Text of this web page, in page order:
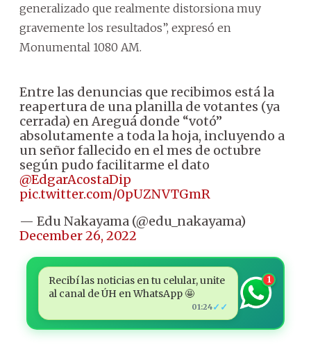
generalizado que realmente distorsiona muy
gravemente los resultados”, expresó en
Monumental 1080 AM.
Entre las denuncias que recibimos está la
reapertura de una planilla de votantes (ya
cerrada) en Areguá donde “votó”
absolutamente a toda la hoja, incluyendo a
un señor fallecido en el mes de octubre
según pudo facilitarme el dato
@EdgarAcostaDip
pic.twitter.com/0pUZNVTGmR
— Edu Nakayama (@edu_nakayama)
December 26, 2022
Recibí las noticias en tu celular, unite
al canal de ÚH en WhatsApp 🤩
01:24✓✓
1